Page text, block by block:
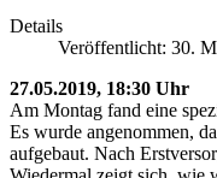
Details
Veröffentlicht: 30.
27.05.2019, 18:30 Uhr
Am Montag fand eine
Es wurde angenommen,
aufgebaut. Nach